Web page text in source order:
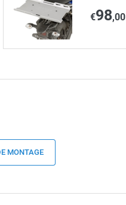
€98,00
MONTAGE